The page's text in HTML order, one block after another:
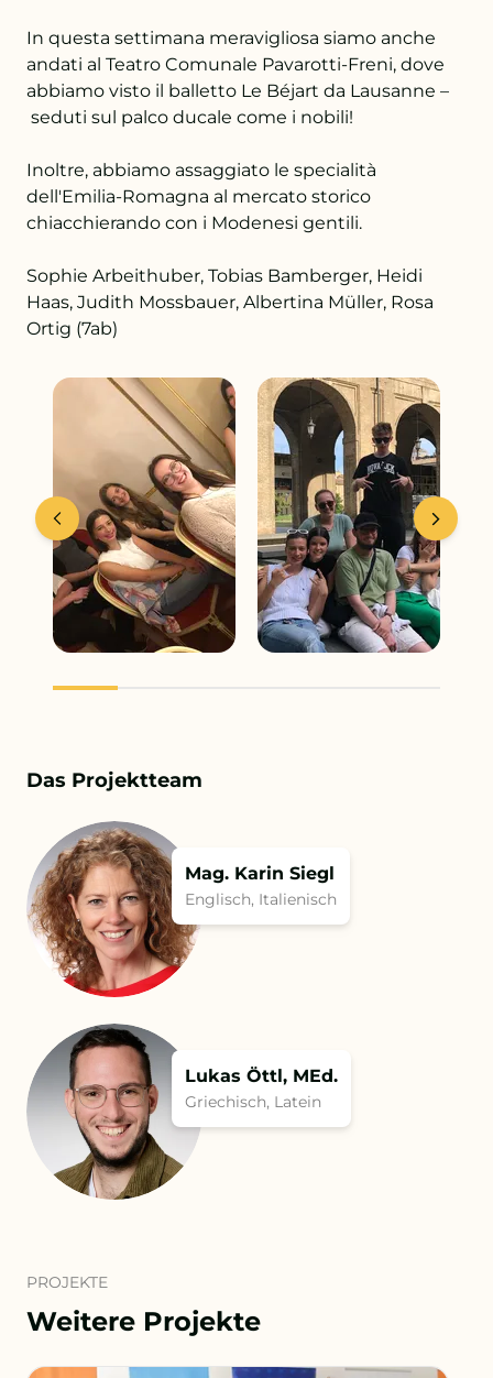
In questa settimana meravigliosa siamo anche
andati al Teatro Comunale Pavarotti-Freni, dove
abbiamo visto il balletto Le Béjart da Lausanne –
seduti sul palco ducale come i nobili!
Inoltre, abbiamo assaggiato le specialità
dell'Emilia-Romagna al mercato storico
chiacchierando con i Modenesi gentili.
Sophie Arbeithuber, Tobias Bamberger, Heidi
Haas, Judith Mossbauer, Albertina Müller, Rosa
Ortig (7ab)
Das Projektteam
Mag. Karin Siegl
Englisch, Italienisch
Lukas Öttl, MEd.
Griechisch, Latein
PROJEKTE
Weitere Projekte